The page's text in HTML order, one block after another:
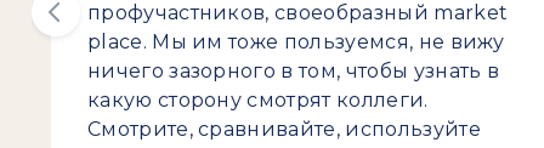
профучастников, своеобразный market
place. Мы им тоже пользуемся, не вижу
ничего зазорного в том, чтобы узнать в
какую сторону смотрят коллеги.
Смотрите, сравнивайте, используйте